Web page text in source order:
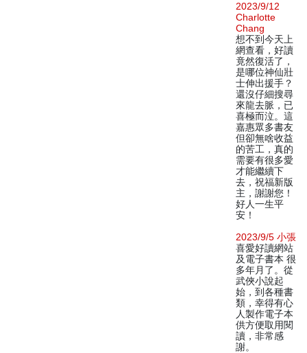
2023/9/12
Charlotte
Chang
想不到今天上
網查看，好讀
竟然復活了，
是哪位神仙壯
士伸出援手？
還沒仔細搜尋
來龍去脈，已
喜極而泣。這
嘉惠眾多書友
但卻無啥收益
的苦工，真的
需要有很多愛
才能繼續下
去，祝福新版
主，謝謝您！
好人一生平
安！
2023/9/5 小張
喜愛好讀網站
及電子書本 很
多年月了。從
武俠小說起
始，到各種書
類，幸得有心
人製作電子本
供方便取用閱
讀，非常感
謝。